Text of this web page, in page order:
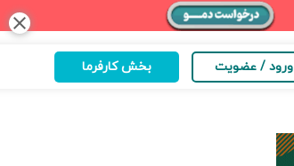
close
ورود / عضویت بخش کارفرما